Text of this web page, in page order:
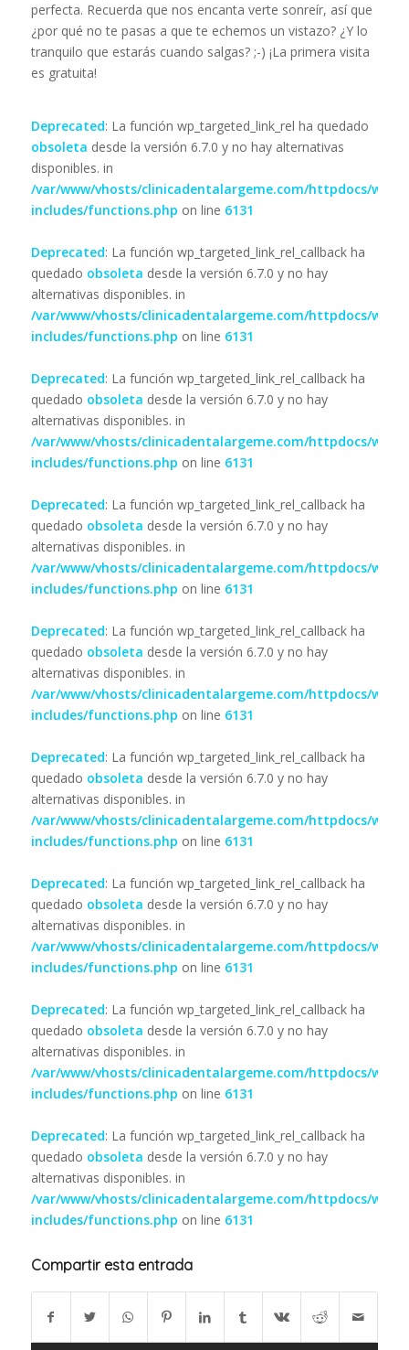
perfecta. Recuerda que nos encanta verte sonreír, así que
¿por qué no te pasas a que te echemos un vistazo? ¿Y lo
tranquilo que estarás cuando salgas? ;-) ¡La primera visita
es gratuita!
Deprecated: La función wp_targeted_link_rel ha quedado
obsoleta desde la versión 6.7.0 y no hay alternativas
disponibles. in
/var/www/vhosts/clinicadentalargeme.com/httpdocs/wp-
includes/functions.php on line 6131
Deprecated: La función wp_targeted_link_rel_callback ha
quedado obsoleta desde la versión 6.7.0 y no hay
alternativas disponibles. in
/var/www/vhosts/clinicadentalargeme.com/httpdocs/wp-
includes/functions.php on line 6131
Deprecated: La función wp_targeted_link_rel_callback ha
quedado obsoleta desde la versión 6.7.0 y no hay
alternativas disponibles. in
/var/www/vhosts/clinicadentalargeme.com/httpdocs/wp-
includes/functions.php on line 6131
Deprecated: La función wp_targeted_link_rel_callback ha
quedado obsoleta desde la versión 6.7.0 y no hay
alternativas disponibles. in
/var/www/vhosts/clinicadentalargeme.com/httpdocs/wp-
includes/functions.php on line 6131
Deprecated: La función wp_targeted_link_rel_callback ha
quedado obsoleta desde la versión 6.7.0 y no hay
alternativas disponibles. in
/var/www/vhosts/clinicadentalargeme.com/httpdocs/wp-
includes/functions.php on line 6131
Deprecated: La función wp_targeted_link_rel_callback ha
quedado obsoleta desde la versión 6.7.0 y no hay
alternativas disponibles. in
/var/www/vhosts/clinicadentalargeme.com/httpdocs/wp-
includes/functions.php on line 6131
Deprecated: La función wp_targeted_link_rel_callback ha
quedado obsoleta desde la versión 6.7.0 y no hay
alternativas disponibles. in
/var/www/vhosts/clinicadentalargeme.com/httpdocs/wp-
includes/functions.php on line 6131
Deprecated: La función wp_targeted_link_rel_callback ha
quedado obsoleta desde la versión 6.7.0 y no hay
alternativas disponibles. in
/var/www/vhosts/clinicadentalargeme.com/httpdocs/wp-
includes/functions.php on line 6131
Deprecated: La función wp_targeted_link_rel_callback ha
quedado obsoleta desde la versión 6.7.0 y no hay
alternativas disponibles. in
/var/www/vhosts/clinicadentalargeme.com/httpdocs/wp-
includes/functions.php on line 6131
Compartir esta entrada